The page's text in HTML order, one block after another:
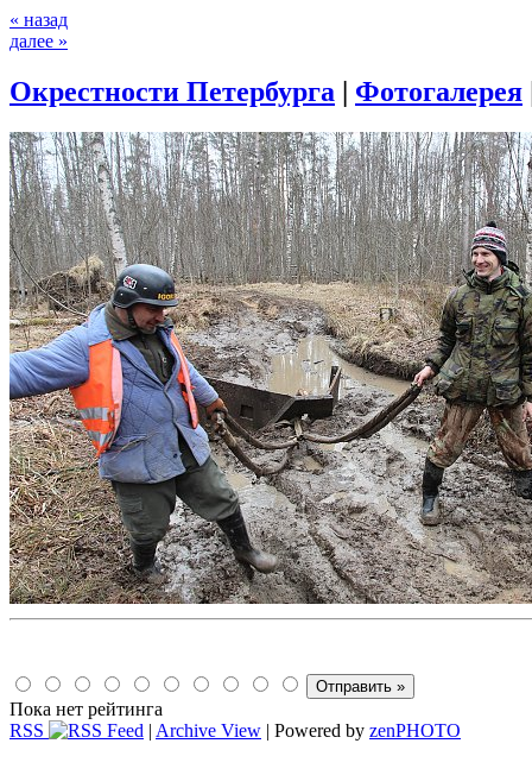
« назад
далее »
Окрестности Петербурга | Фотогалерея
Пока нет рейтинга
RSS
| Archive View | Powered by zenPHOTO